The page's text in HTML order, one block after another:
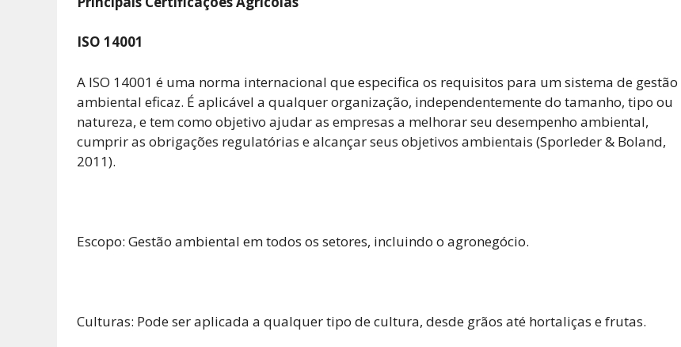
ISO 14001
A ISO 14001 é uma norma internacional que especifica os requisitos para um sistema de gestão
ambiental eficaz. É aplicável a qualquer organização, independentemente do tamanho, tipo ou
natureza, e tem como objetivo ajudar as empresas a melhorar seu desempenho ambiental,
cumprir as obrigações regulatórias e alcançar seus objetivos ambientais (Sporleder & Boland,
2011).
Escopo: Gestão ambiental em todos os setores, incluindo o agronegócio.
Culturas: Pode ser aplicada a qualquer tipo de cultura, desde grãos até hortaliças e frutas.